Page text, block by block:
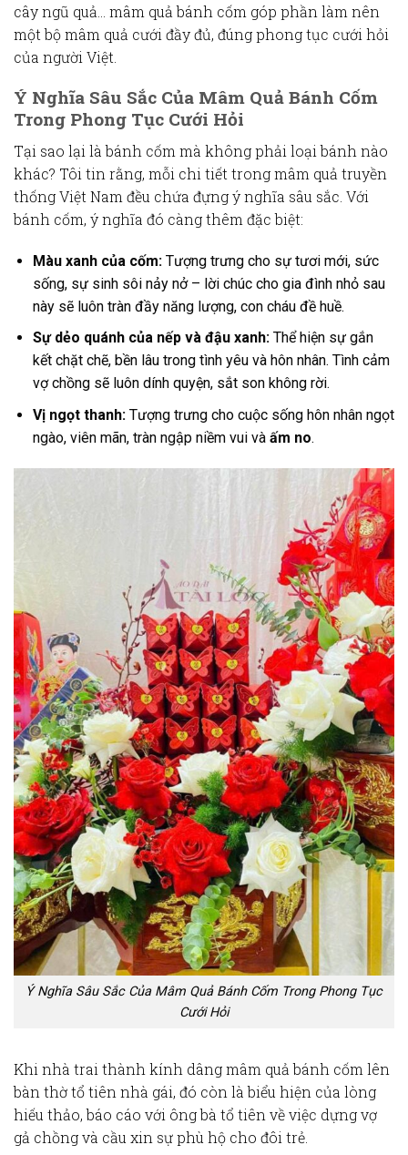
cây ngũ quả… mâm quả bánh cốm góp phần làm nên
một bộmâm quả cưới đầy đủ, đúngphong tục cưới hỏi
của người Việt.
Ý Nghĩa Sâu Sắc Của Mâm Quả Bánh Cốm
Trong Phong Tục Cưới Hỏi
Tại sao lại làbánh cốm mà không phải loại bánh nào
khác? Tôi tin rằng, mỗi chi tiết trongmâm quả truyền
thống Việt Nam đều chứa đựngý nghĩa sâu sắc. Với
bánh cốm, ý nghĩa đó càng thêm đặc biệt:
Màu xanh của cốm:Tượng trưng cho sự tươi mới, sức
sống, sự sinh sôi nảy nở – lời chúc cho gia đình nhỏ sau
này sẽ luôn tràn đầy năng lượng, con cháu đề huề.
Sự dẻo quánh của nếp và đậu xanh:Thể hiện sự gắn
kết chặt chẽ, bền lâu trong tình yêu và hôn nhân. Tình cảm
vợ chồng sẽ luôn dính quyện, sắt son không rời.
Vị ngọt thanh:Tượng trưng cho cuộc sống hôn nhân ngọt
ngào, viên mãn, tràn ngập niềm vui và ấm no.
Ý Nghĩa Sâu Sắc Của Mâm Quả Bánh Cốm Trong Phong Tục
Cưới Hỏi
Khi nhà trai thành kính dângmâm quả bánh cốm lên
bàn thờtổ tiên nhà gái, đó còn là biểu hiện của lòng
hiếu thảo, báo cáo với ông bà tổ tiên về việc dựng vợ
gả chồng và cầu xin sự phù hộ cho đôi trẻ.